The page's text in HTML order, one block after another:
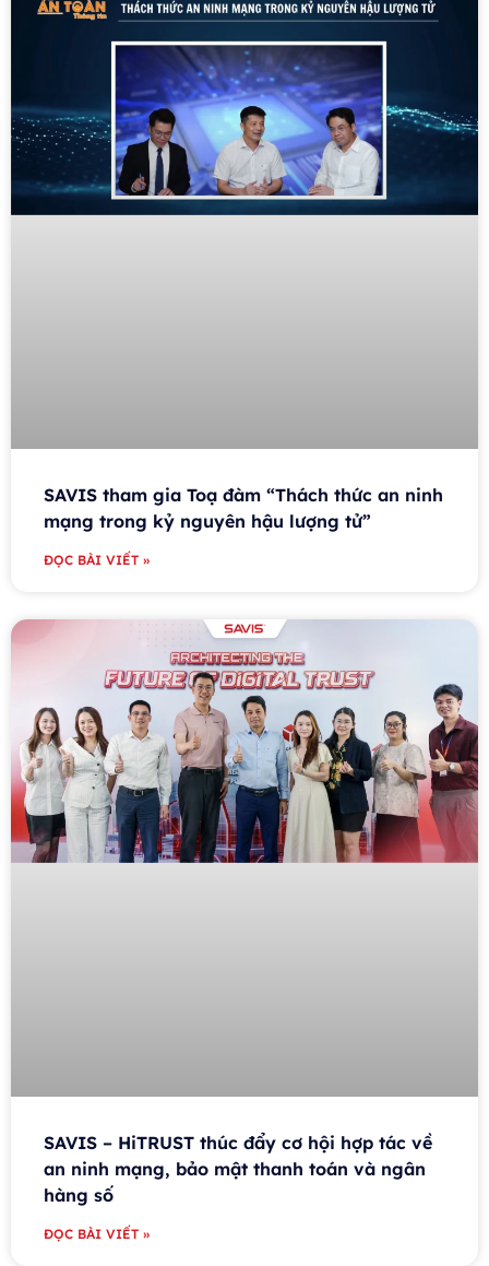
SAVIS tham gia Toạ đàm “Thách thức an ninh
mạng trong kỷ nguyên hậu lượng tử”
ĐỌC BÀI VIẾT »
SAVIS – HiTRUST thúc đẩy cơ hội hợp tác về
an ninh mạng, bảo mật thanh toán và ngân
hàng số
ĐỌC BÀI VIẾT »